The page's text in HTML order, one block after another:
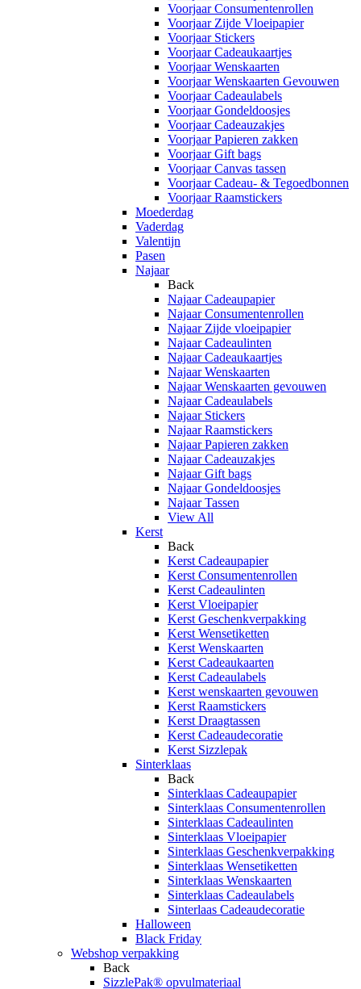
Voorjaar Consumentenrollen
Voorjaar Zijde Vloeipapier
Voorjaar Stickers
Voorjaar Cadeaukaartjes
Voorjaar Wenskaarten
Voorjaar Wenskaarten Gevouwen
Voorjaar Cadeaulabels
Voorjaar Gondeldoosjes
Voorjaar Cadeauzakjes
Voorjaar Papieren zakken
Voorjaar Gift bags
Voorjaar Canvas tassen
Voorjaar Cadeau- & Tegoedbonnen
Voorjaar Raamstickers
Moederdag
Vaderdag
Valentijn
Pasen
Najaar
Back
Najaar Cadeaupapier
Najaar Consumentenrollen
Najaar Zijde vloeipapier
Najaar Cadeaulinten
Najaar Cadeaukaartjes
Najaar Wenskaarten
Najaar Wenskaarten gevouwen
Najaar Cadeaulabels
Najaar Stickers
Najaar Raamstickers
Najaar Papieren zakken
Najaar Cadeauzakjes
Najaar Gift bags
Najaar Gondeldoosjes
Najaar Tassen
View All
Kerst
Back
Kerst Cadeaupapier
Kerst Consumentenrollen
Kerst Cadeaulinten
Kerst Vloeipapier
Kerst Geschenkverpakking
Kerst Wensetiketten
Kerst Wenskaarten
Kerst Cadeaukaarten
Kerst Cadeaulabels
Kerst wenskaarten gevouwen
Kerst Raamstickers
Kerst Draagtassen
Kerst Cadeaudecoratie
Kerst Sizzlepak
Sinterklaas
Back
Sinterklaas Cadeaupapier
Sinterklaas Consumentenrollen
Sinterklaas Cadeaulinten
Sinterklaas Vloeipapier
Sinterklaas Geschenkverpakking
Sinterklaas Wensetiketten
Sinterklaas Wenskaarten
Sinterklaas Cadeaulabels
Sinterlaas Cadeaudecoratie
Halloween
Black Friday
Webshop verpakking
Back
SizzlePak® opvulmateriaal